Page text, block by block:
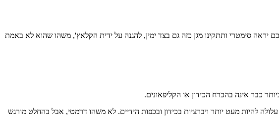
סימטרי ותתקינו מגן כזה גם בצד ימין, להגנה על ידית הקלאץ', משהו שהוא לא באמת
כבר אינה בהכרח הכידון או הקליפאונים.
להיות מעט יותר ויברציות בכידון ובכפות הידיים. לא משהו דרמטי, אבל בהחלט מורגש